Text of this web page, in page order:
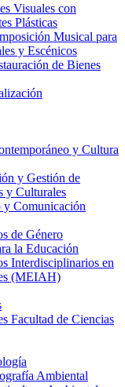
Visuales con
Plásticas
Musical para
y Escénicos
de Bienes
y Cultura
y Gestión de
y Culturales
y Comunicación
de Género
la Educación
Interdisciplinarios en
(MEIAH)
Facultad de Ciencias
Ambiental